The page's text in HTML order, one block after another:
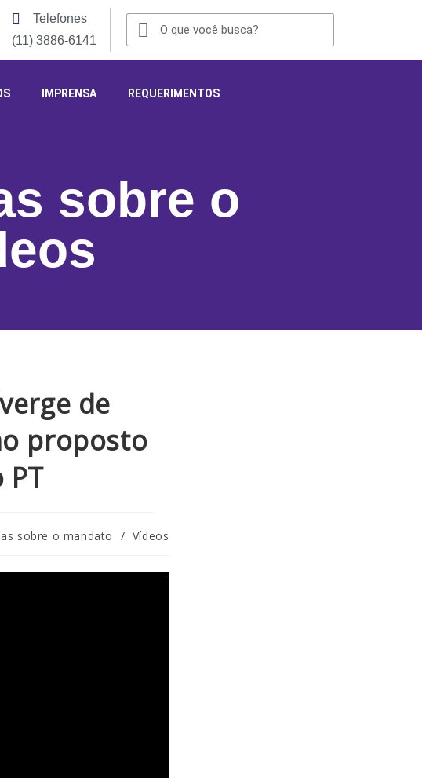
Telefones
(11) 3886-6141
IMPRENSA REQUERIMENTOS
sobre o
de
proposto
PT
sobre o mandato / Vídeos